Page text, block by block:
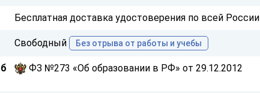
Бесплатная доставка удостоверения по всей России
Свободный Без отрыва от работы и учебы
ФЗ №273 «Об образовании в РФ» от 29.12.2012